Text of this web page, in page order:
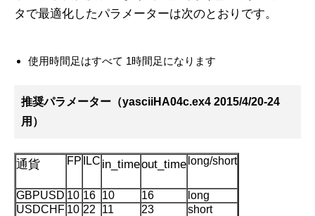
タで最適化したパラメーターは次のとおりです。
使用時間足はすべて 1時間足になります
推奨パラメーター（yasciiHA04c.ex4 2015/4/20-24
用）
通貨 FP ILC in_timeout_time long/short
GBPUSD 10 16 10 16
long
USDCHF 10 22 11 23
short